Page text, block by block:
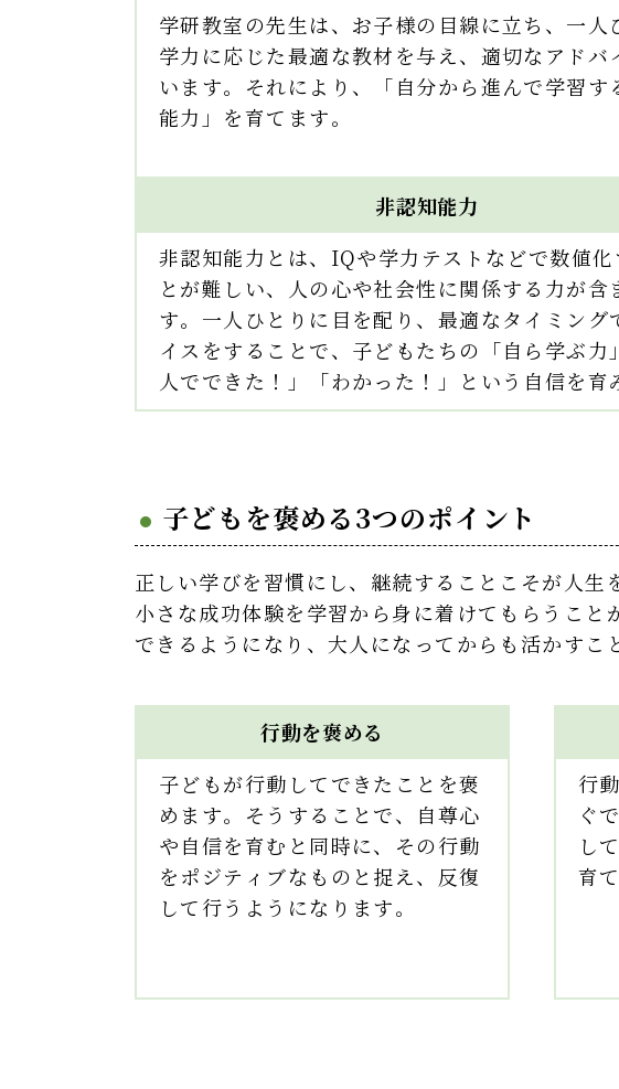
学研教室の先生は、お子様の目線に立ち、一人
学力に応じた最適な教材を与え、適切なアドバ
います。それにより、「自分から進んで学習す
能力」を育てます。
非認知能力
非認知能力とは、IQや学力テストなどで数値化
とが難しい、人の心や社会性に関係する力が含
す。一人ひとりに目を配り、最適なタイミング
イスをすることで、子どもたちの「自ら学ぶ力
人でできた！」「わかった！」という自信を育
子どもを褒める3つのポイント
正しい学びを習慣にし、継続することこそが人生
小さな成功体験を学習から身に着けてもらうこ
できるようになり、大人になってからも活かすこ
行動を褒める
子どもが行動してできたことを褒
めます。そうすることで、自尊心
や自信を育むと同時に、その行動
をポジティブなものと捉え、反復
して行うようになります。
行
ぐ
し
育